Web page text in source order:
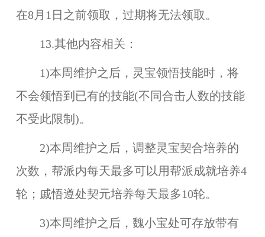
在8月1日之前领取，过期将无法领取。
13.其他内容相关：
1)本周维护之后，灵宝领悟技能时，将
不会领悟到已有的技能(不同合击人数的技能
不受此限制)。
2)本周维护之后，调整灵宝契合培养的
次数，帮派内每天最多可以用帮派成就培养4
轮；戚悟遵处契元培养每天最多10轮。
3)本周维护之后，魏小宝处可存放带有